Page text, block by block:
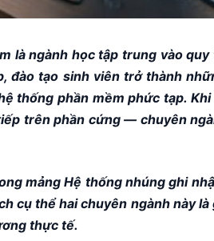
là ngành học tập trung vào
đào tạo sinh viên trở thành
thống phần mềm phức tạp.
trên phần cứng — chuyên
mảng Hệ thống nhúng ghi
cụ thể hai chuyên ngành này
thực tế.